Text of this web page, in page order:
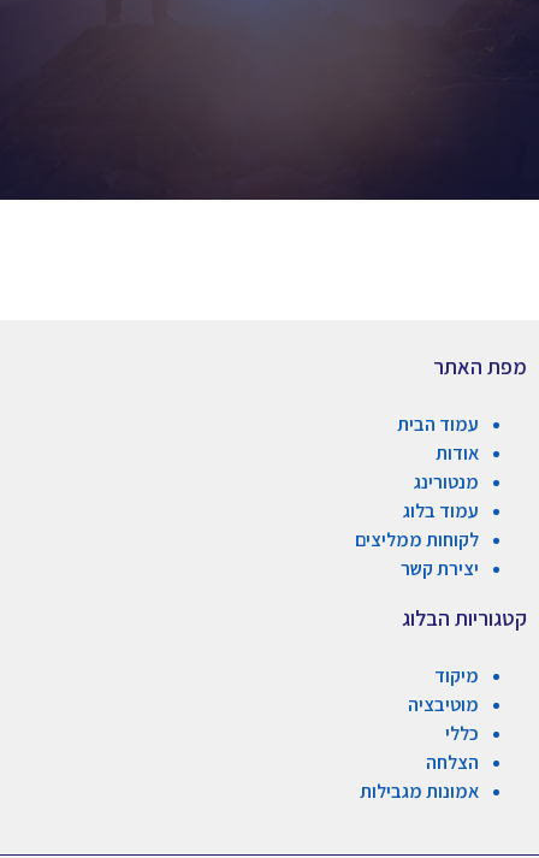
מפת האתר
עמוד הבית
אודות
מנטורינג
עמוד בלוג
לקוחות ממליצים
יצירת קשר
קטגוריות הבלוג
מיקוד
מוטיבציה
כללי
הצלחה
אמונות מגבילות